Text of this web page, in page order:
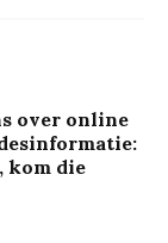
over online
kom die